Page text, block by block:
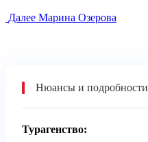
Далее Марина Озерова
Нюансы и подробности
Турагенство: